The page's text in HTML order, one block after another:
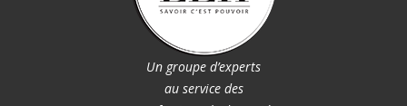
Un groupe d’experts
au service des